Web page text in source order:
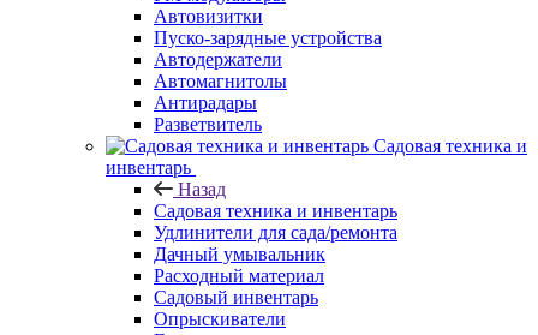
Автовизитки
Пуско-зарядные устройства
Автодержатели
Автомагнитолы
Антирадары
Разветвитель
Садовая техника и
инвентарь
Назад
Садовая техника и инвентарь
Удлинители для сада/ремонта
Дачный умывальник
Расходный материал
Садовый инвентарь
Опрыскиватели